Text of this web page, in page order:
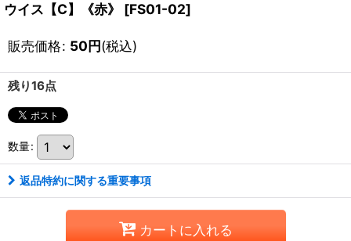
ウイス【C】《赤》 [FS01-02]
販売価格: 50円(税込)
残り16点
数量:
返品特約に関する重要事項
カートに入れる